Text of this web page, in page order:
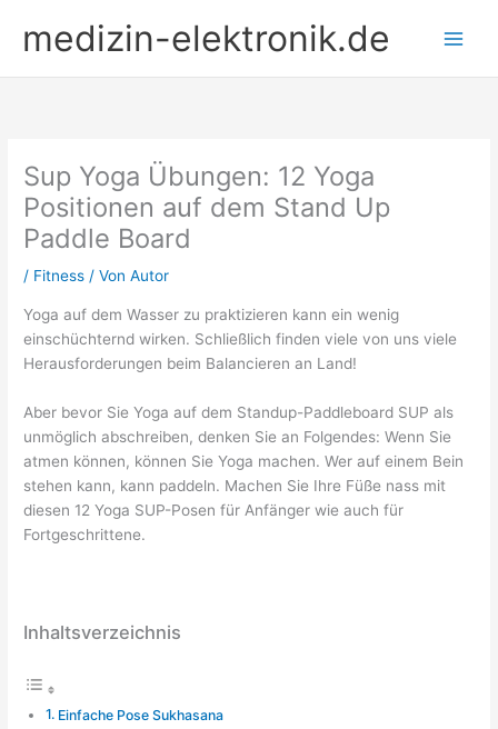
Inhaltmedizin-elektronik.de
Sup Yoga Übungen: 12 Yoga
Positionen auf dem Stand Up
Paddle Board
/ Fitness / VonAutor
Yoga auf dem Wasser zu praktizieren kann ein wenig
einschüchternd wirken. Schließlich finden viele von uns viele
Herausforderungen beim Balancieren an Land!
Aber bevor Sie Yoga auf dem Standup-Paddleboard SUP als
unmöglich abschreiben, denken Sie an Folgendes: Wenn Sie
atmen können, können Sie Yoga machen. Wer auf einem Bein
stehen kann, kann paddeln. Machen Sie Ihre Füße nass mit
diesen 12 Yoga SUP-Posen für Anfänger wie auch für
Fortgeschrittene.
Inhaltsverzeichnis
Einfache Pose Sukhasana